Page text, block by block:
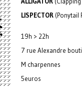
LISPECTOR(Ponytail
19h > 22h
7 rue Alexandre
M charpennes
5euros